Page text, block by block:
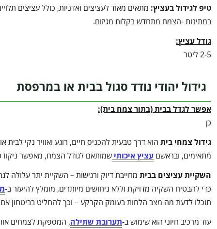
טיפ לגידול בעציץ: מתאים מאוד לעציצים ואדניות, כולל עציצים
במתינות -הצמח מתחדש בקלות מגיזום.
גודל עציץ:
2-5 ליטר
גידול יהודי נודד סגול בבית או במרפסת
אפשר לגדל בבית (בתור צמח בית):
כן
גידול צמחי בית הוא דרך טבעית להכניס חיים, רוגע ואוויר נקי
מתאימים, ובראשם עציץ איכותי שמותאם לגודל הצמח, מאפשר
השקיית עציצים בבית מחייבת דיוק ורגישות – השקיית יתר עלולה
כדי להבטיח השקיה מדויקת וללא ניחושים מיותרים, מומלץ להיעזר ב-
תוכלו לדעת מה מצב הלחות בעומק הקרקע – וכך להחליט בביטחון
עוד מרכיב חיוני הוא שימוש ב-תערובת שתילה, המספקת לצמחים